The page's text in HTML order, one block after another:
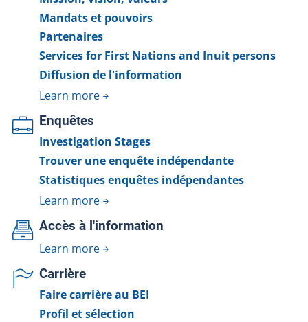
Mandats et pouvoirs
Partenaires
Services for First Nations and Inuit persons
Diffusion de l'information
Learn more
Enquêtes
Investigation Stages
Trouver une enquête indépendante
Statistiques enquêtes indépendantes
Learn more
Accès à l'information
Learn more
Carrière
Faire carrière au BEI
Profil et sélection